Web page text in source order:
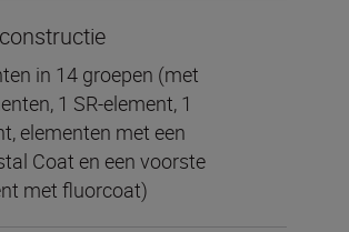
in 14 groepen (met
1 SR-element, 1
elementen met een
Coat en een voorste
met fluorcoat)